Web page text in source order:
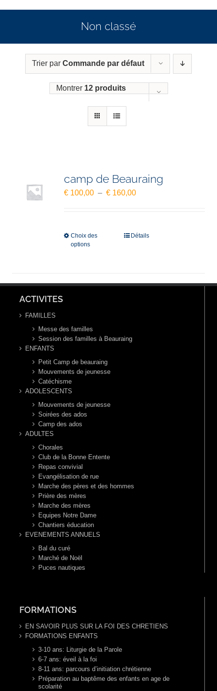
Non classé
Trier par Commande par défaut
Montrer 12 produits
camp de Beauraing
€ 100,00 – € 160,00Plage
à
Choix des
options
Détails
ACTIVITES
FAMILLES
Messe des familles
Session des familles à Beauraing
ENFANTS
Petit Camp de beauraing
Mouvements de jeunesse
Catéchisme
ADOLESCENTS
Mouvements de jeunesse
Soirées des ados
Camp des ados
ADULTES
Chorales
Club de la Bonne Entente
Repas convivial
Evangélisation de rue
Marche des pères et des hommes
Prière des mères
Marche des mères
Equipes Notre Dame
Chantiers éducation
EVENEMENTS ANNUELS
Bal du curé
Marché de Noël
Puces nautiques
FORMATIONS
EN SAVOIR PLUS SUR LA FOI DES CHRETIENS
FORMATIONS ENFANTS
3-10 ans: Liturgie de la Parole
6-7 ans: éveil à la foi
8-11 ans: parcours d’initiation chrétienne
Préparation au baptême des enfants en age de
scolarité